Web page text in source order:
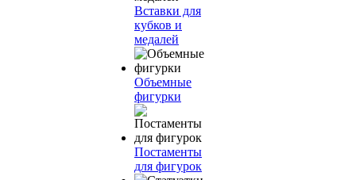
Вставки для
кубков и
медалей
Объемные
фигурки
Постаменты
для фигурок